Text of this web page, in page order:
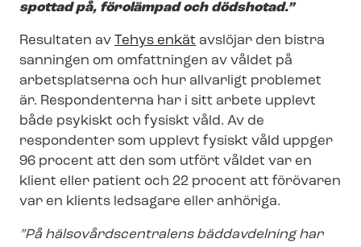
spottad på, förolämpad och dödshotad.”
Resultaten av Tehys enkät avslöjar den bistra
sanningen om omfattningen av våldet på
arbetsplatserna och hur allvarligt problemet
är. Respondenterna har i sitt arbete upplevt
både psykiskt och fysiskt våld. Av de
respondenter som upplevt fysiskt våld uppger
96 procent att den som utfört våldet var en
klient eller patient och 22 procent att förövaren
var en klients ledsagare eller anhöriga.
”På häl­so­vårds­cen­tra­lens bäddavdelning har